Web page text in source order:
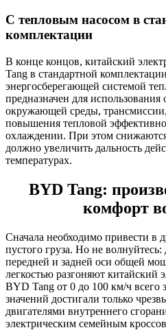
С тепловым насосом в
комплектации
В конце концов, китайский
Tang в стандартной
энергосберегающей системой
предназначен для использования
окружающей среды,
повышения тепловой
охлаждении. При этом
должно увеличить дальность
температурах.
BYD Tang:
комфорт
Сначала необходимо привести в
пустого груза. Но не волнуйтесь:
передней и задней оси общей
легкостью разгоняют китайский
BYD Tang от 0 до 100 км/ч всего
значений достигали только
двигателями внутреннего
электрическим семейным